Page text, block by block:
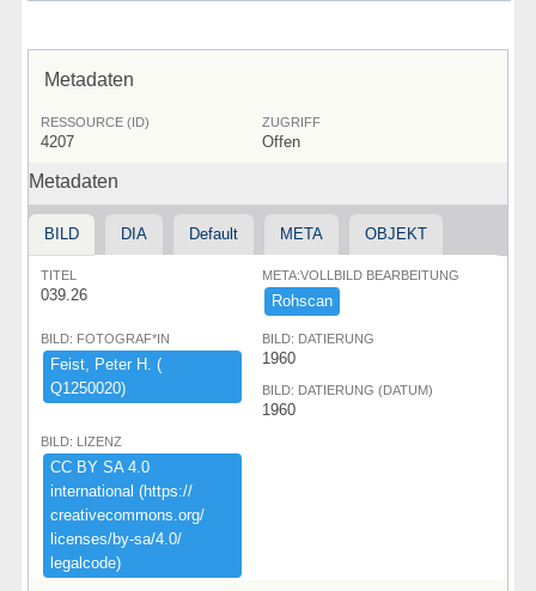
Metadaten
RESSOURCE (ID)
4207
ZUGRIFF
Offen
Metadaten
BILD DIA Default META OBJEKT
TITEL
039.26
META:VOLLBILD BEARBEITUNG
Rohscan
BILD: FOTOGRAF*IN
Feist,​ ​Peter ​H.​ ​(​
Q1250020)​
BILD: DATIERUNG
1960
BILD: DATIERUNG (DATUM)
1960
BILD: LIZENZ
CC ​BY ​SA ​4.​0 ​
international ​(​https:​/​/​
creativecommons.​org/​
licenses/​by-​sa/​4.​0/​
legalcode)​